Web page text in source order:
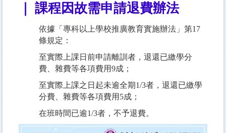
｜ 課程因故需申請退費辦法
依據「專科以上學校推廣教育實施辦法」第17
條規定：
至實際上課日前申請離訓者，退還已繳學分
費、雜費等各項費用9成；
至實際上課之日起未逾全期1/3者，退還已繳學
分費、雜費等各項費用5成；
在班時間已逾1/3者，不予退費。